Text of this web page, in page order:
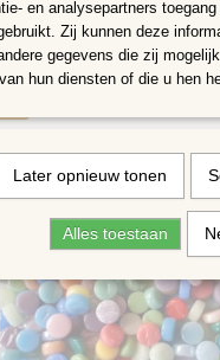
en analysepartners
Zij kunnen deze
gegevens die zij
hun diensten of die u hen
Later opnieuw tonen
Alles toestaan